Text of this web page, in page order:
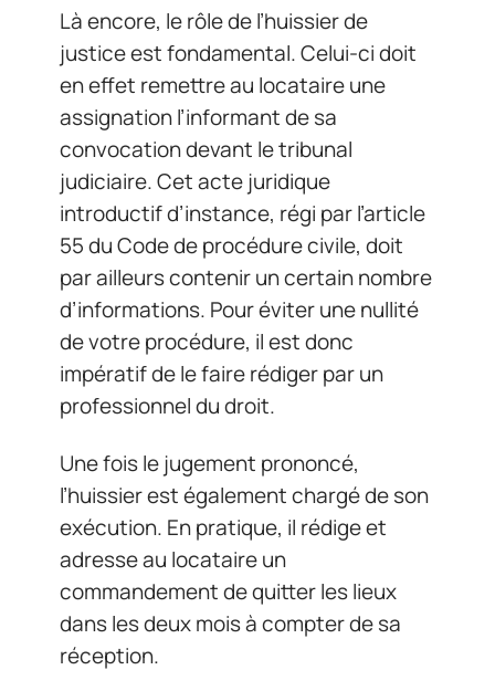
Là encore, le rôle de l’huissier de
justice est fondamental. Celui-ci doit
en effet remettre au locataire une
assignation l’informant de sa
convocation devant le tribunal
judiciaire. Cet acte juridique
introductif d’instance, régi par l’article
55 du Code de procédure civile, doit
par ailleurs contenir un certain nombre
d’informations. Pour éviter une nullité
de votre procédure, il est donc
impératif de le faire rédiger par un
professionnel du droit.
Une fois le jugement prononcé,
l’huissier est également chargé de son
exécution. En pratique, il rédige et
adresse au locataire un
commandement de quitter les lieux
dans les deux mois à compter de sa
réception.